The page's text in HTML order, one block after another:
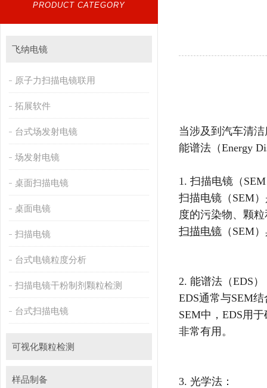
PRODUCT CATEGORY
飞纳电镜
原子力扫描电镜联用
拓展软件
台式场发射电镜
场发射电镜
桌面扫描电镜
桌面电镜
扫描电镜
台式电镜粒度分析
扫描电镜干粉制剂颗粒检测
台式扫描电镜
可视化颗粒检测
样品制备
当涉及到汽车清洁
能谱法（Energy
1. 扫描电镜（ SEM
扫描电镜（ SEM
度的污染物、颗
扫描电镜 （ SEM
2. 能谱法（EDS ）
EDS通常与SEM结
SEM中， EDS用于
非常有用。
3. 光学法：